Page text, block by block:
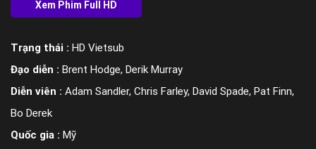
Trạng thái : HD Vietsub
Đạo diễn : Brent Hodge, Derik Murray
Diễn viên : Adam Sandler, Chris Farley, David Spade, Pat Finn,
Bo Derek
Quốc gia : Mỹ